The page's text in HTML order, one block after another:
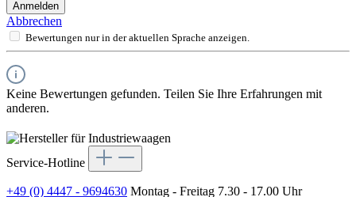
Anmelden
Abbrechen
Bewertungen nur in der aktuellen Sprache anzeigen.
Keine Bewertungen gefunden. Teilen Sie Ihre Erfahrungen mit
anderen.
Service-Hotline
+49 (0) 4447 - 9694630 Montag - Freitag 7.30 - 17.00 Uhr